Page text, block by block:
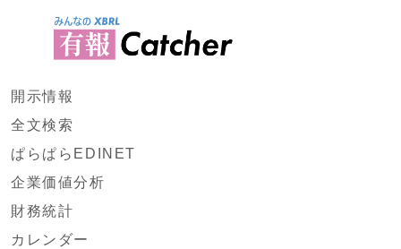
開示情報
全文検索
ぱらぱらEDINET
企業価値分析
財務統計
カレンダー